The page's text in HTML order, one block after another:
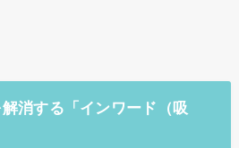
消する「インワード（吸